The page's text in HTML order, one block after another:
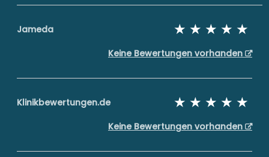
Jameda
Keine Bewertungen vorhanden
Klinikbewertungen.de
Keine Bewertungen vorhanden